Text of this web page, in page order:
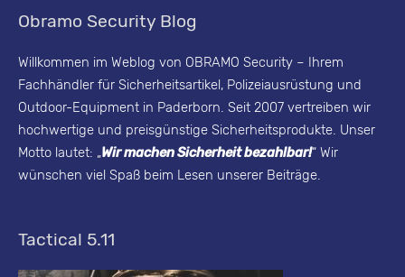
t
y
B
l
g
Obramo Security Blog
Willkommen im Weblog von OBRAMO Security – Ihrem
Fachhändler für Sicherheitsartikel, Polizeiausrüstung und
Outdoor-Equipment in Paderborn. Seit 2007 vertreiben wir
hochwertige und preisgünstige Sicherheitsprodukte. Unser
Motto lautet: „Wir machen Sicherheit bezahlbar!“ Wir
wünschen viel Spaß beim Lesen unserer Beiträge.
Tactical 5.11